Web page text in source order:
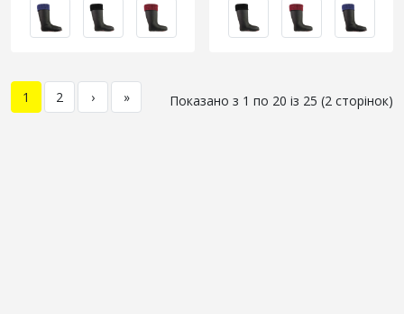
1 2 › » Показано з 1 по 20 із 25 (2 сторінок)